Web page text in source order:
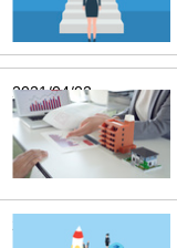
2021/04/02
2021/03/27